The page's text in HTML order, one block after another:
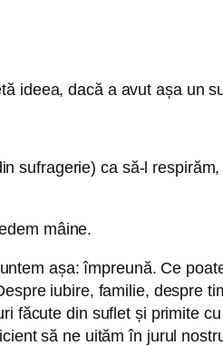
ideea, dacă a avut așa un
sufragerie) ca să-l
mâine.
așa: împreună. Ce
iubire, familie, despre
făcute din suflet și primite
să ne uităm în jurul